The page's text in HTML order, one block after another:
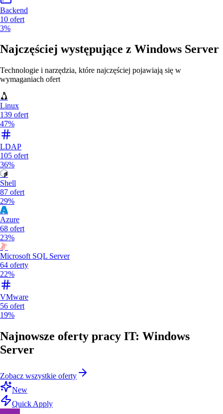
Backend
10 ofert
3%
Najczęściej występujące z Windows Server
Technologie i narzędzia, które najczęściej pojawiają się w
wymaganiach ofert
Linux
139 ofert
47%
LDAP
105 ofert
36%
Shell
87 ofert
29%
Azure
68 ofert
23%
Microsoft SQL Server
64 oferty
22%
VMware
56 ofert
19%
Najnowsze oferty pracy IT: Windows
Server
Zobacz wszystkie oferty
New
Quick Apply